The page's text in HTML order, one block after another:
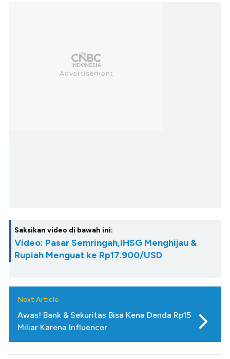
Saksikan video di bawah ini:
Video: Pasar Semringah,IHSG Menghijau &
Rupiah Menguat ke Rp17.900/USD
Next Article
Awas! Bank & Sekuritas Bisa Kena Denda Rp15
Miliar Karena Influencer